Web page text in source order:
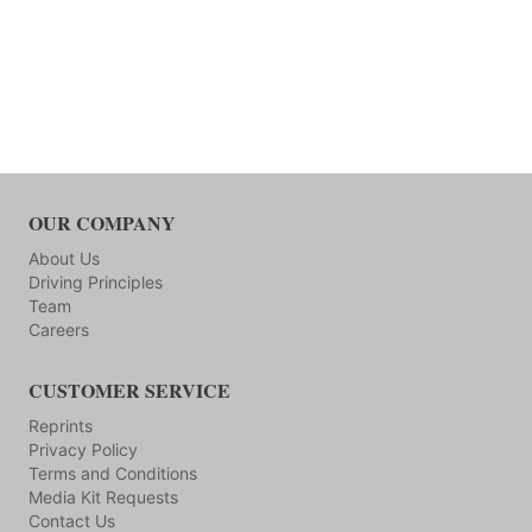
OUR COMPANY
About Us
Driving Principles
Team
Careers
CUSTOMER SERVICE
Reprints
Privacy Policy
Terms and Conditions
Media Kit Requests
Contact Us